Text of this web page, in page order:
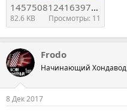
1457508124163972086.jpg
82.6 KB Просмотры: 11
Frodo
Начинающий Хондавод
8 Дек 2017